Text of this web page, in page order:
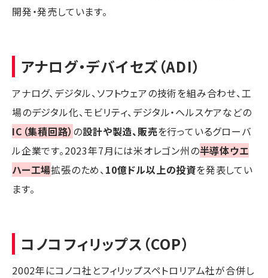
開発・発売しています。
アナログ・デバイセズ（ADI）
アナログ、デジタル、ソフトウェアの技術を組み合わせ、工
場のデジタル化、モビリティ、デジタル・ヘルスケアなどの
IC（集積回路） の設計や製造、販売を行っているグローバ
ル企業です。2023年7月には米オレゴン州の半導体ウエ
ハー工場拡張のため、 10億ドル以上の投資を発表してい
ます。
コノコフィリップス（COP）
2002年にコノコ社とフィリップスペトロリアム社が合併し